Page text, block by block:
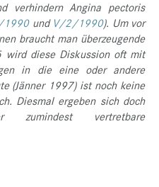
verhindern Angina pectoris
1990und V/2/1990). Um vor
braucht man überzeugende
wird diese Diskussion oft mit
in die eine oder andere
(Jänner 1997) ist noch keine
Diesmal ergeben sich doch
zumindest vertretbare